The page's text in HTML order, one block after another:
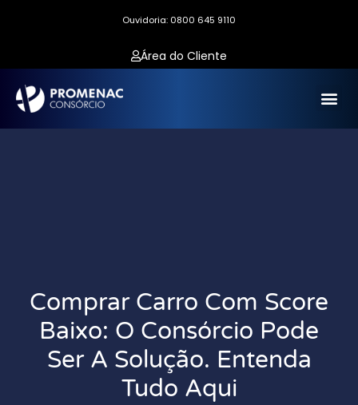
Ouvidoria: 0800 645 9110
Área do Cliente
Comprar Carro Com Score
Baixo: O Consórcio Pode
Ser A Solução. Entenda
Tudo Aqui